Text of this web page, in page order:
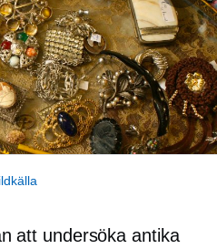
att undersöka antika